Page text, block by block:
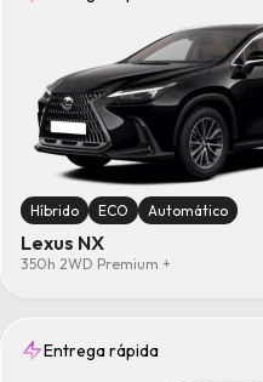
Híbrido ECO Automático
Lexus NX
350h 2WD Premium +
Entrega rápida